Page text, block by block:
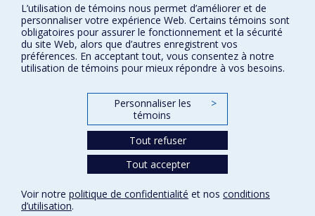
Signaler une erreur
Accessibilité
FACULTÉ DES ARTS ET DES SCIENCES
Paramètres des témoins
L’utilisation de témoins nous permet d’améliorer et de
personnaliser votre expérience Web. Certains témoins sont
obligatoires pour assurer le fonctionnement et la sécurité
du site Web, alors que d’autres enregistrent vos
préférences. En acceptant tout, vous consentez à notre
utilisation de témoins pour mieux répondre à vos besoins.
Personnaliser les
témoins
>
Tout refuser
Tout accepter
Voir notre politique de confidentialité et nos conditions
d’utilisation.